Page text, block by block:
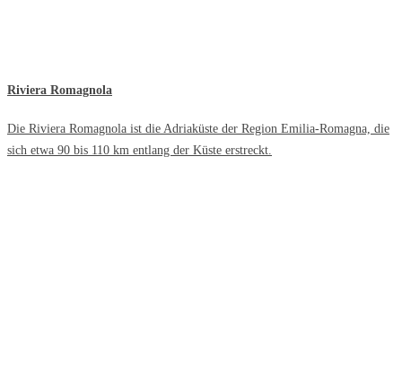
Riviera Romagnola
Die Riviera Romagnola ist die Adriaküste der Region Emilia-Romagna, die
sich etwa 90 bis 110 km entlang der Küste erstreckt.